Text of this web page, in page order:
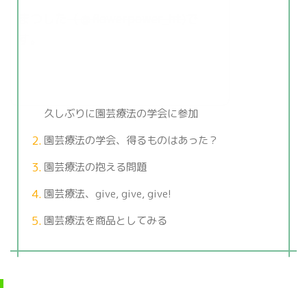
久しぶりに園芸療法の学会に参加
園芸療法の学会、得るものはあった？
園芸療法の抱える問題
園芸療法、give, give, give!
園芸療法を商品としてみる